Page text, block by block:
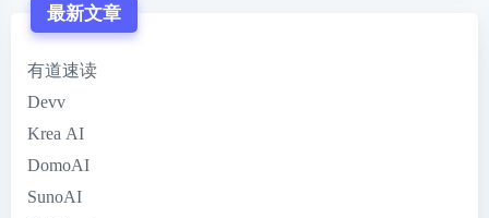
最新文章
有道速读
Devv
Krea AI
DomoAI
SunoAI